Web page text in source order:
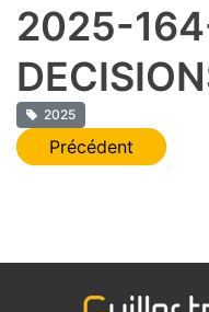
2025-
2025
Navigation
Précédent